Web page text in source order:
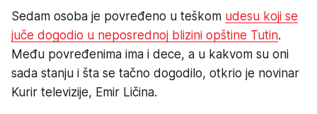
Sedam osoba je povređeno u teškom udesu koji se
juče dogodio u neposrednoj blizini opštine Tutin.
Među povređenima ima i dece, a u kakvom su oni
sada stanju i šta se tačno dogodilo, otkrio je novinar
Kurir televizije, Emir Ličina.